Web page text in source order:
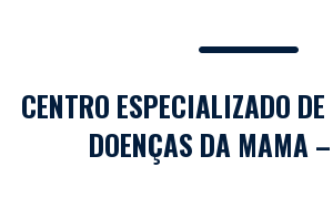
CENTRO ESPECIALIZADO
DOENÇAS DA MAMA